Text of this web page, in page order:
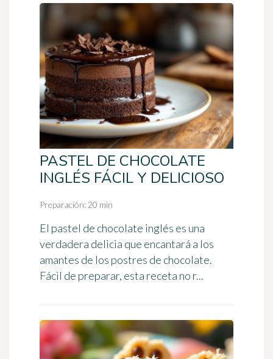
PASTEL DE CHOCOLATE
INGLÉS FÁCIL Y DELICIOSO
Preparación: 20 min
El pastel de chocolate inglés es una
verdadera delicia que encantará a los
amantes de los postres de chocolate.
Fácil de preparar, esta receta no r...